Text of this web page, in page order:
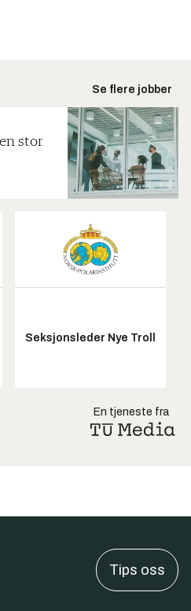
Se flere jobber
stor
Seksjonsleder Nye Troll
En tjeneste fra
Tips oss